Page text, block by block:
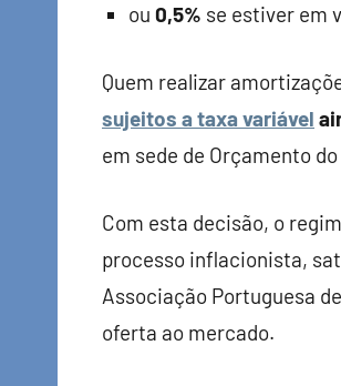
ou 0,5% se estiver em
Quem realizar
sujeitos a taxa variável
em sede de Orçamento
Com esta decisão, o
processo inflacionista,
Associação Portuguesa
oferta ao mercado.